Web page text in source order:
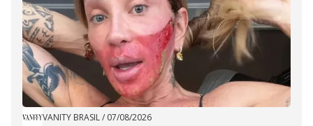
VANITY BRASIL/ 07/08/2026